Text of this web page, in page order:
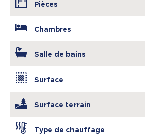
Pièces
Chambres
Salle de bains
Surface
Surface terrain
Type de chauffage